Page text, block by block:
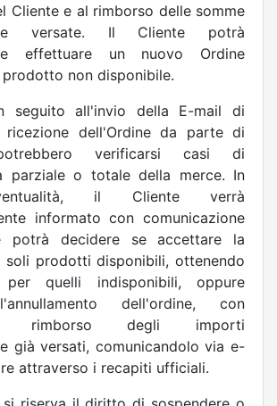
Cliente e al rimborso delle somme
versate. Il Cliente potrà
effettuare un nuovo Ordine
non disponibile.
seguito all'invio della E-mail di
ricezione dell'Ordine da parte di
verificarsi casi di
parziale o totale della merce. In
il Cliente verrà
informato con comunicazione
potrà decidere se accettare la
soli prodotti disponibili, ottenendo
quelli indisponibili, oppure
dell'ordine, con
rimborso degli importi
già versati, comunicandolo via e-
attraverso i recapiti ufficiali.